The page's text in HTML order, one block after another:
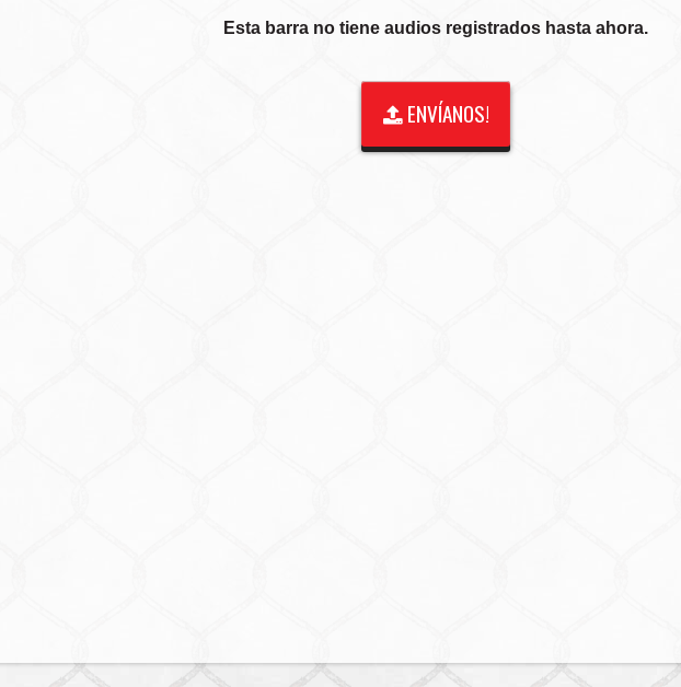
Esta barra no tiene audios registrados hasta ahora.
ENVÍANOS!